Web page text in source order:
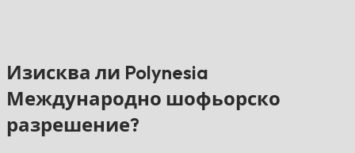
Изисква ли Polynesia
Международно шофьорско
разрешение?